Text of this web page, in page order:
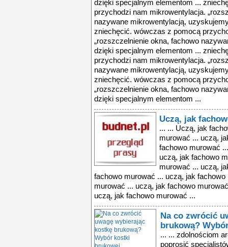
dzięki specjalnym elementom ...
przychodzi nam mikrowentylacja.
nazywane mikrowentylacją,
zniechęcić. wówczas z pomocą
„rozszczelnienie okna, fachowo
dzięki specjalnym elementom ...
przychodzi nam mikrowentylacja.
nazywane mikrowentylacją,
zniechęcić. wówczas z pomocą
„rozszczelnienie okna, fachowo
dzięki specjalnym elementom ...
Uczą, jak
... ... Uczą, jak
murować ... uczą,
fachowo murować
uczą, jak fachowo
murować ... uczą,
fachowo murować ... uczą, jak
murować ... uczą, jak fachowo
uczą, jak fachowo murować ...
Na co zwrócić
brukową?
... ... zdolnościom
poprosić